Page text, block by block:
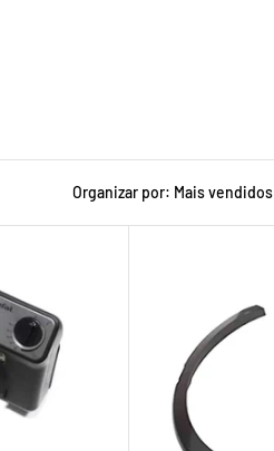
Organizar por: Mais vendidos